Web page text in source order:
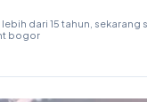
dari 15 tahun, sekarang
bogor